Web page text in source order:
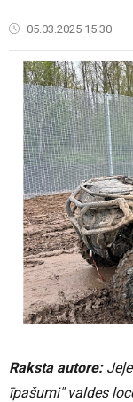
05.03.2025 15:30
Raksta autore:
īpašumi" valdes